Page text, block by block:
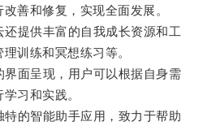
善和修复，实现全面发展。
提供丰富的自我成长资源和工
训练和冥想练习等。
面呈现，用户可以根据自身需
习和实践。
的智能助手应用，致力于帮助